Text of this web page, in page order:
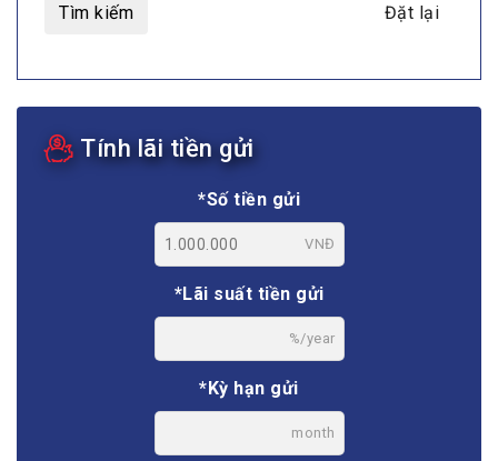
Tìm kiếm Đặt lại
Tính lãi tiền gửi
*Số tiền gửi
VNĐ
*Lãi suất tiền gửi
%/year
*Kỳ hạn gửi
month